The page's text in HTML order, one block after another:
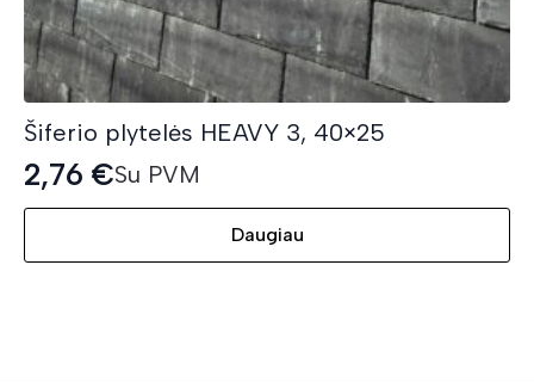
Šiferio plytelės HEAVY 3, 40×25
2,76 €Su PVM
Daugiau